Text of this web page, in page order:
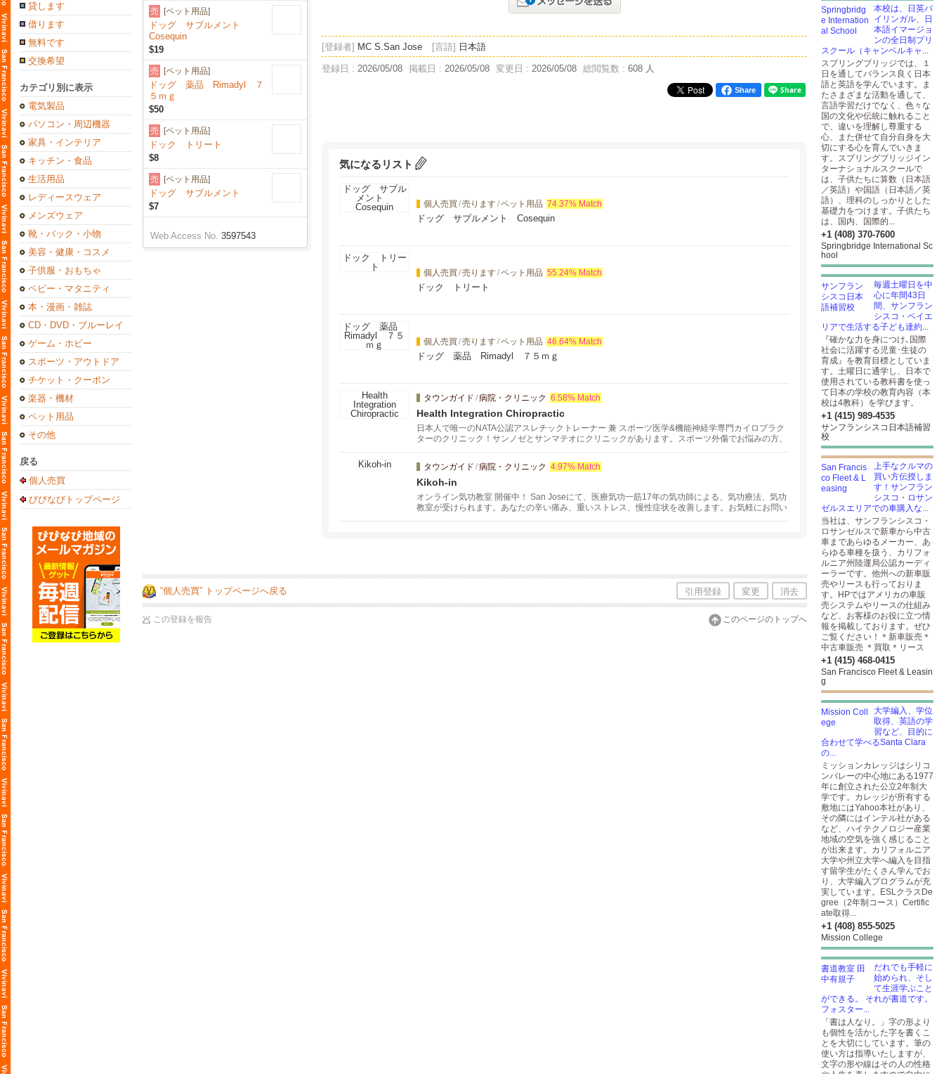
貸します
借ります
無料です
交換希望
カテゴリ別に表示
電気製品
パソコン・周辺機器
家具・インテリア
キッチン・食品
生活用品
レディースウェア
メンズウェア
靴・バック・小物
美容・健康・コスメ
子供服・おもちゃ
ベビー・マタニティ
本・漫画・雑誌
CD・DVD・ブルーレイ
ゲーム・ホビー
スポーツ・アウトドア
チケット・クーポン
楽器・機材
ペット用品
その他
戻る
個人売買
びびなびトップページ
売 [ペット用品]
ドッグ サプルメント
Cosequin
$19
売 [ペット用品]
ドッグ 薬品 Rimadyl ７
５ｍｇ
$50
売 [ペット用品]
ドック トリート
$8
売 [ペット用品]
ドッグ サプルメント
$7
Web Access No. 3597543
[登録者] MC S.San Jose [言語] 日本語
登録日 : 2026/05/08 掲載日 : 2026/05/08 変更日 : 2026/05/08 総閲覧数 : 608 人
Share
気になるリスト
個人売買 /売ります/ペット用品 74.37% Match
ドッグ サプルメント Cosequin
個人売買 /売ります/ペット用品 55.24% Match
ドック トリート
個人売買 /売ります/ペット用品 46.64% Match
ドッグ 薬品 Rimadyl ７５ｍｇ
タウンガイド /病院・クリニック 6.58% Match
Health Integration Chiropractic
日本人で唯一のNATA公認アスレチックトレーナー 兼 スポーツ医学&機能神経学専門カイロプラク
ターのクリニック！サンノゼとサンマテオにクリニックがあります。スポーツ外傷でお悩みの方、
されている方から、アスレチックパフォーマンスの向上を目指している方は是非ご連絡ください。
タウンガイド /病院・クリニック 4.97% Match
Kikoh-in
オンライン気功教室 開催中！ San Joseにて、医療気功一筋17年の気功師による、気功療法、気功
教室が受けられます。あなたの辛い痛み、重いストレス、慢性症状を改善します。お気軽にお問い
“個人売買” トップページへ戻る 引用登録 変更 消去
この登録を報告 このページのトップへ
本校は、日英バ
イリンガル、日
本語イマージョ
ンの全日制プリ
スクール（キャンベルキャ...
スプリングブリッジでは、１
日を通してバランス良く日本
語と英語を学んでいます。ま
たさまざまな活動を通して、
言語学習だけでなく、色々な
国の文化や伝統に触れること
で、違いを理解し尊重する
心、また併せて自分自身を大
切にする心を育んでいきま
す。スプリングブリッジイン
ターナショナルスクールで
は、子供たちに算数（日本語
／英語）や国語（日本語／英
語）、理科のしっかりとした
基礎力をつけます。子供たち
は、国内、国際的...
+1 (408) 370-7600
Springbridge International Sc
hool
毎週土曜日を中
心に年間43日
間、サンフラン
シスコ・ベイエ
リアで生活する子ども達約...
『確かな力を身につけ､国際
社会に活躍する児童･生徒の
育成』を教育目標としていま
す。土曜日に通学し、日本で
使用されている教科書を使っ
て日本の学校の教育内容（本
校は4教科）を学びます。
+1 (415) 989-4535
サンフランシスコ日本語補習
校
上手なクルマの
買い方伝授しま
す！サンフラン
シスコ・ロサン
ゼルスエリアでの車購入な...
当社は、サンフランシスコ・
ロサンゼルスで新車から中古
車まであらゆるメーカー、あ
らゆる車種を扱う、カリフォ
ルニア州陸運局公認カーディ
ーラーです。他州への新車販
売やリースも行っておりま
す。HPではアメリカの車販
売システムやリースの仕組み
など、お客様のお役に立つ情
報を掲載しております。ぜひ
ご覧ください！＊新車販売＊
中古車販売 ＊買取＊リース
+1 (415) 468-0415
San Francisco Fleet & Leasin
g
大学編入、学位
取得、英語の学
習など、目的に
合わせて学べるSanta Clara
の...
ミッションカレッジはシリコ
ンバレーの中心地にある1977
年に創立された公立2年制大
学です。カレッジが所有する
敷地にはYahoo本社があり、
その隣にはインテル社がある
など、ハイテクノロジー産業
地域の空気を強く感じること
が出来ます。カリフォルニア
大学や州立大学へ編入を目指
す留学生がたくさん学んでお
り、大学編入プログラムが充
実しています。ESLクラスDe
gree（2年制コース）Certific
ate取得...
+1 (408) 855-5025
Mission College
だれでも手軽に
始められ、そし
て生涯学ぶこと
ができる。 それが書道です。
フォスター...
「書は人なり。」字の形より
も個性を活かした字を書くこ
とを大切にしています。筆の
使い方は指導いたしますが、
文字の形や線はその人の性格